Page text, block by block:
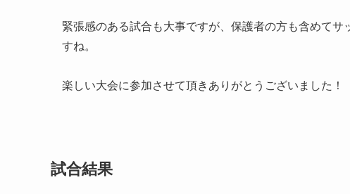
緊張感のある試合も大事ですが、保護者の方も含めて
すね。
楽しい大会に参加させて頂きありがとうございました！
試合結果